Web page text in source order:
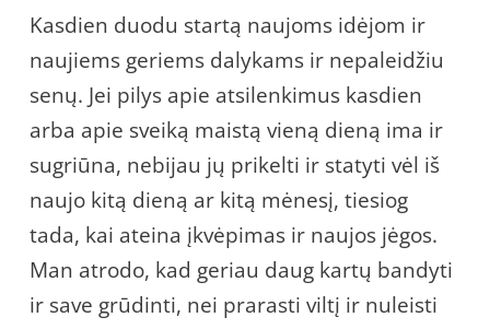
Kasdien duodu startą naujoms idėjom ir
naujiems geriems dalykams ir nepaleidžiu
senų. Jei pilys apie atsilenkimus kasdien
arba apie sveiką maistą vieną dieną ima ir
sugriūna, nebijau jų prikelti ir statyti vėl iš
naujo kitą dieną ar kitą mėnesį, tiesiog
tada, kai ateina įkvėpimas ir naujos jėgos.
Man atrodo, kad geriau daug kartų bandyti
ir save grūdinti, nei prarasti viltį ir nuleisti